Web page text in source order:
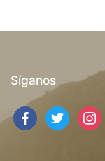
Síganos
facebooktwitter